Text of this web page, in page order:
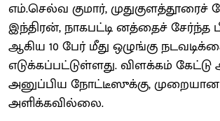
எம்.செல்வ குமார், முதுகுளத்தூரைச்
இந்திரன், நாகபட்டி னத்தைச் சேர்ந்த
ஆகிய 10 பேர் மீது ஒழுங்கு
எடுக்கப்பட்டுள்ளது. விளக்கம்
அனுப்பிய நோட்டீஸுக்கு, முறையான
அளிக்கவில்லை.